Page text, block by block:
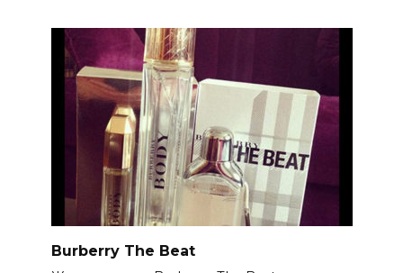
Burberry The Beat